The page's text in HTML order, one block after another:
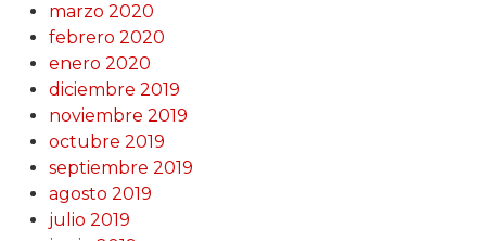
marzo 2020
febrero 2020
enero 2020
diciembre 2019
noviembre 2019
octubre 2019
septiembre 2019
agosto 2019
julio 2019